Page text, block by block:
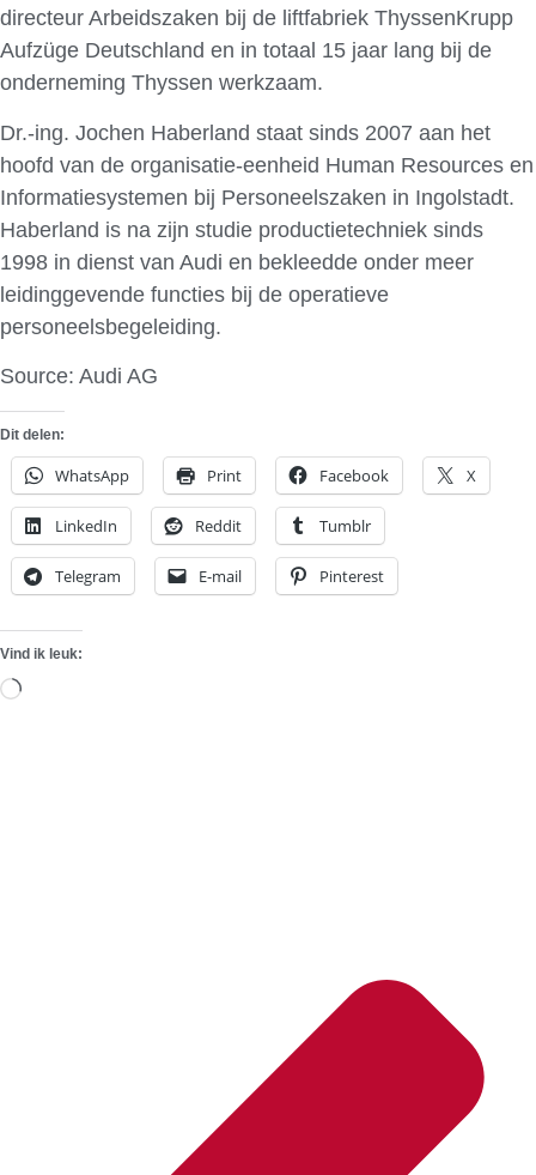
directeur Arbeidszaken bij de liftfabriek ThyssenKrupp
Aufzüge Deutschland en in totaal 15 jaar lang bij de
onderneming Thyssen werkzaam.
Dr.-ing. Jochen Haberland staat sinds 2007 aan het
hoofd van de organisatie-eenheid Human Resources en
Informatiesystemen bij Personeelszaken in Ingolstadt.
Haberland is na zijn studie productietechniek sinds
1998 in dienst van Audi en bekleedde onder meer
leidinggevende functies bij de operatieve
personeelsbegeleiding.
Source: Audi AG
Dit delen:
WhatsApp Print Facebook X
LinkedIn Reddit Tumblr
Telegram E-mail Pinterest
Vind ik leuk:
Aan